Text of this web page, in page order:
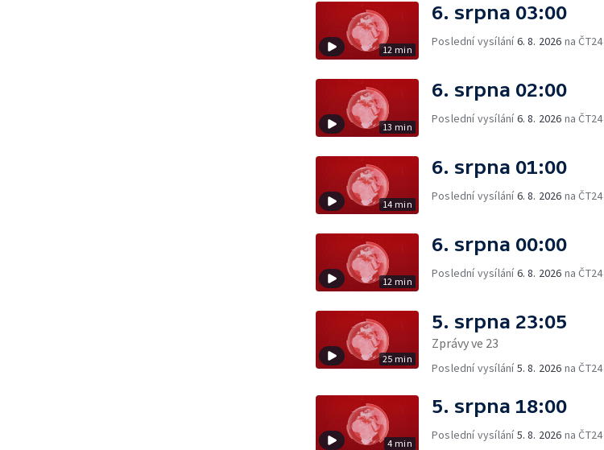
12 min
6. srpna 03:00
Poslední vysílání6. 8. 2026 na ČT24
13 min
6. srpna 02:00
Poslední vysílání6. 8. 2026 na ČT24
14 min
6. srpna 01:00
Poslední vysílání6. 8. 2026 na ČT24
12 min
6. srpna 00:00
Poslední vysílání6. 8. 2026 na ČT24
25 min
5. srpna 23:05
Zprávy ve 23
Poslední vysílání5. 8. 2026 na ČT24
4 min
5. srpna 18:00
Poslední vysílání5. 8. 2026 na ČT24